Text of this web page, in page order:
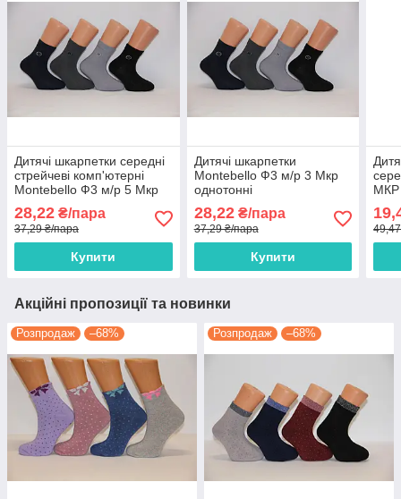
Дитячі шкарпетки середні
стрейчеві комп'ютерні
Montebello Ф3 м/р 5 Мкр
28,22 ₴/пара
37,29 ₴/пара
Купити
Дитячі шкарпетки
Montebello Ф3 м/р 3 Мкр
однотонні
28,22₴/пара
37,29 ₴/пара
Купити
МКР
Акційні пропозиції та новинки
Розпродаж –68% Розпродаж –68%